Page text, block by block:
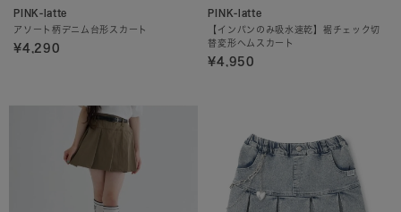
PINK-latte
アソート柄デニム台形スカート
¥4,290
PINK-latte
【インパンのみ吸水速乾】裾チェック切
替変形ヘムスカート
¥4,950